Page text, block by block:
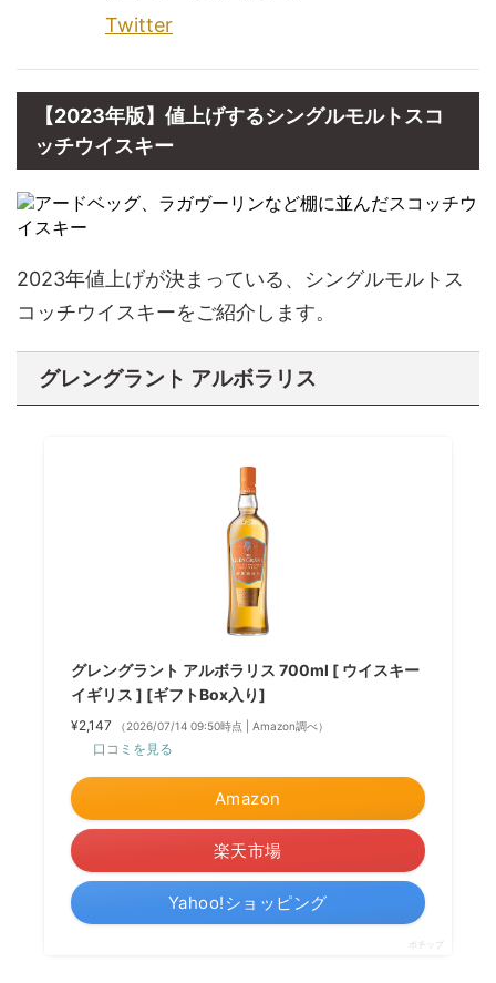
Twitter
【2023年版】値上げするシングルモルトスコ
ッチウイスキー
2023年値上げが決まっている、シングルモルトス
コッチウイスキーをご紹介します。
グレングラント アルボラリス
グレングラント アルボラリス 700ml [ ウイスキー
イギリス ] [ギフトBox入り]
¥2,147 （2026/07/14 09:50時点 | Amazon調べ）
口コミを見る
Amazon
楽天市場
Yahoo!ショッピング
ポチップ